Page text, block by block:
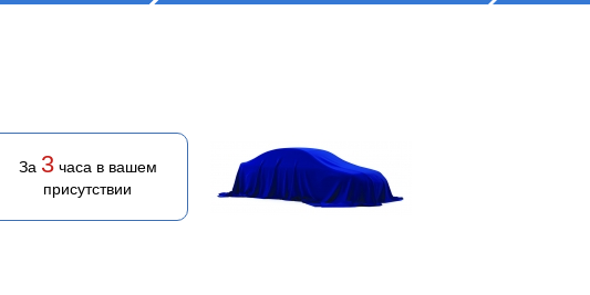
За 3часа в вашем
присутствии